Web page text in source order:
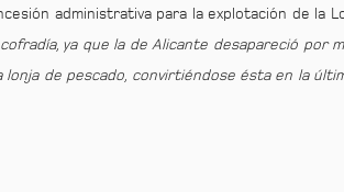
administrativa para la explotación de la
ya que la de Alicante desapareció por
de pescado, convirtiéndose ésta en la